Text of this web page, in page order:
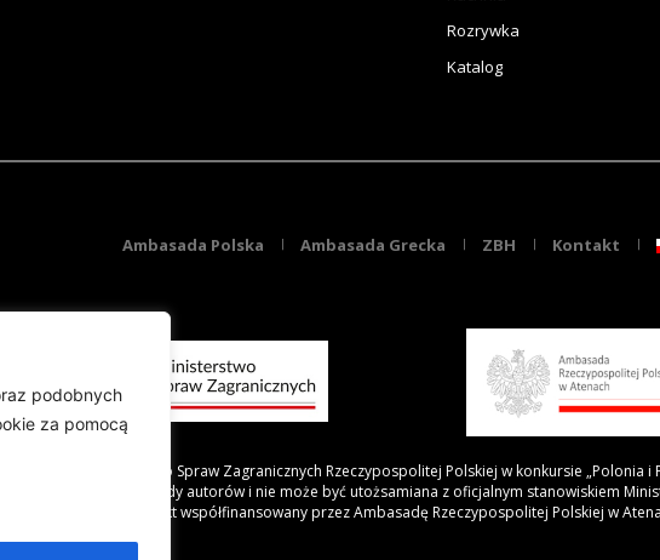
podobnych
za pomocą
Rozrywka
Katalog
Ambasada Polska Ambasada Grecka ZBH Kontakt
przez Ministerstwo Spraw Zagranicznych Rzeczypospolitej Polskiej w konkursie „Polonia i
wyraża jedynie poglądy autorów i nie może być utożsamiana z oficjalnym stanowiskiem
Projekt współfinansowany przez Ambasadę Rzeczypospolitej Polskiej w